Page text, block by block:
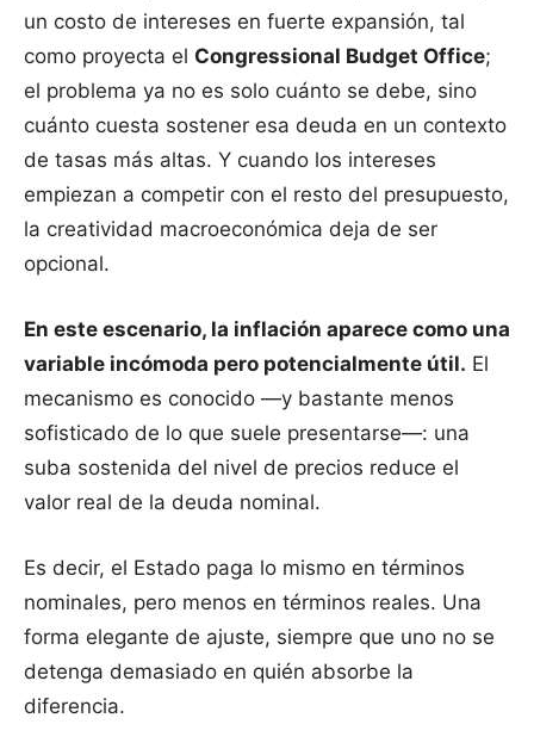
un costo de intereses en fuerte expansión, tal
como proyecta el Congressional Budget Office;
el problema ya no es solo cuánto se debe, sino
cuánto cuesta sostener esa deuda en un contexto
de tasas más altas. Y cuando los intereses
empiezan a competir con el resto del presupuesto,
la creatividad macroeconómica deja de ser
opcional.
En este escenario, la inflación aparece como una
variable incómoda pero potencialmente útil. El
mecanismo es conocido —y bastante menos
sofisticado de lo que suele presentarse—: una
suba sostenida del nivel de precios reduce el
valor real de la deuda nominal.
Es decir, el Estado paga lo mismo en términos
nominales, pero menos en términos reales. Una
forma elegante de ajuste, siempre que uno no se
detenga demasiado en quién absorbe la
diferencia.